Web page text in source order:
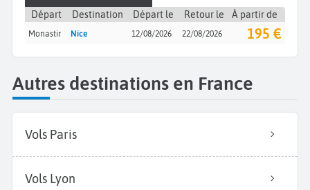
Départ
Destination Départ le Retour le À partir de
Monastir Nice 12/08/2026 22/08/2026 195 €
Autres destinations en France
Vols Paris
Vols Lyon